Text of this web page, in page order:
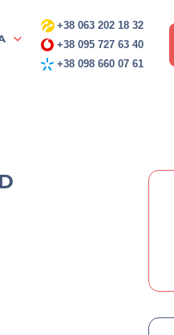
+38 063 202 18 32
+38 095 727 63 40
+38 098 660 07 61